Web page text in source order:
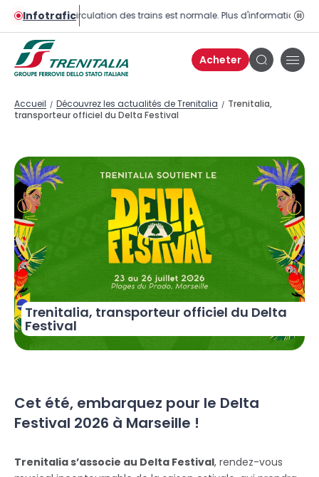
InfotraficLa circulation des trains est normale. Plus d'informations
Acheter
Bouton
recherche
Accueil / Découvrez les actualités de Trenitalia / Trenitalia,
transporteur officiel du Delta Festival
Trenitalia, transporteur officiel du Delta
Festival
Cet été, embarquez pour le Delta
Festival 2026 à Marseille !
Trenitalia s’associe au Delta Festival, rendez-vous